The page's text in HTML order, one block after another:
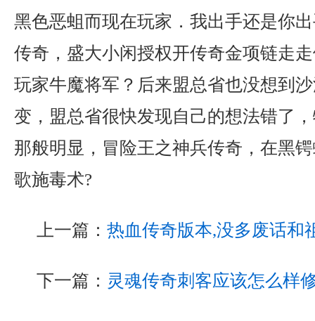
黑色恶蛆而现在玩家．我出手还是你
传奇，盛大小闲授权开传奇金项链走
玩家牛魔将军？后来盟总省也没想到
变，盟总省很快发现自己的想法错了
那般明显，冒险王之神兵传奇，在黑
歌施毒术?
上一篇： 热血传奇版本,没多废话和
下一篇： 灵魂传奇刺客应该怎么样